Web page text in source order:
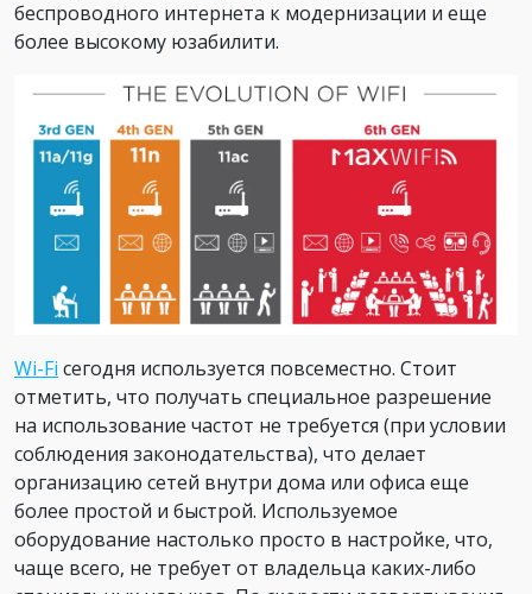
беспроводного интернета к модернизации и еще
более высокому юзабилити.
Wi-Fi сегодня используется повсеместно. Стоит
отметить, что получать специальное разрешение
на использование частот не требуется (при условии
соблюдения законодательства), что делает
организацию сетей внутри дома или офиса еще
более простой и быстрой. Используемое
оборудование настолько просто в настройке, что,
чаще всего, не требует от владельца каких-либо